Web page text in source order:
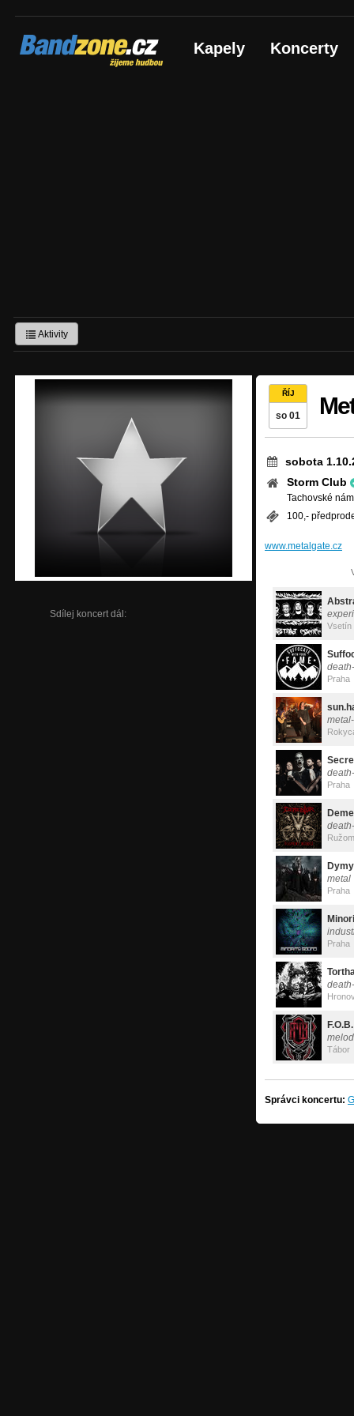
Bandzone.cz
žijeme hudbou Kapely Koncerty
Aktivity
Sdílej koncert dál:
ŘÍJ
so 01
sobota
Storm Club
Tachovské
100,-
www.metalgate.cz
Vsetín
Praha
Praha
metal
Praha
Praha
F.O.B.
Tábor
Správci koncertu: